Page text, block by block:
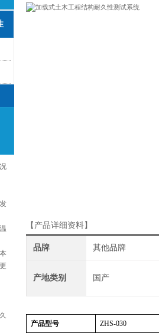
【产品详细资料】
品牌 其他品牌
产地类别 国产
产品型号 ZHS-030